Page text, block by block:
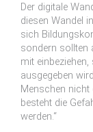
Der digitale
diesen Wandel
sich
sondern sollten
mit
ausgegeben
Menschen
besteht die
werden.“